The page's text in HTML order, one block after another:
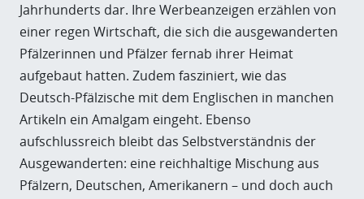
Jahrhunderts dar. Ihre Werbeanzeigen erzählen von
einer regen Wirtschaft, die sich die ausgewanderten
Pfälzerinnen und Pfälzer fernab ihrer Heimat
aufgebaut hatten. Zudem fasziniert, wie das
Deutsch-Pfälzische mit dem Englischen in manchen
Artikeln ein Amalgam eingeht. Ebenso
aufschlussreich bleibt das Selbstverständnis der
Ausgewanderten: eine reichhaltige Mischung aus
Pfälzern, Deutschen, Amerikanern – und doch auch